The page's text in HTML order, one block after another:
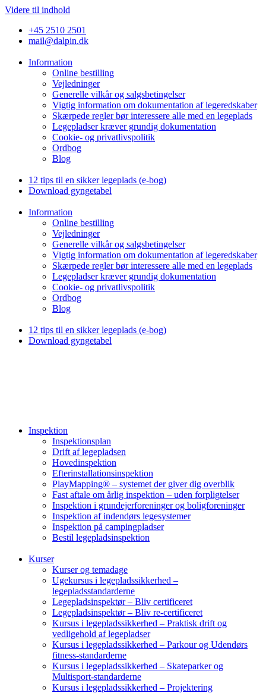
Videre til indhold
+45 2510 2501
mail@dalpin.dk
Information
Online bestilling
Vejledninger
Generelle vilkår og salgsbetingelser
Vigtig information om dokumentation af legeredskaber
Skærpede regler bør interessere alle med en legeplads
Legepladser kræver grundig dokumentation
Cookie- og privatlivspolitik
Ordbog
Blog
12 tips til en sikker legeplads (e-bog)
Download gyngetabel
Information
Online bestilling
Vejledninger
Generelle vilkår og salgsbetingelser
Vigtig information om dokumentation af legeredskaber
Skærpede regler bør interessere alle med en legeplads
Legepladser kræver grundig dokumentation
Cookie- og privatlivspolitik
Ordbog
Blog
12 tips til en sikker legeplads (e-bog)
Download gyngetabel
Inspektion
Inspektionsplan
Drift af legepladsen
Hovedinspektion
Efterinstallationsinspektion
PlayMapping® – systemet der giver dig overblik
Fast aftale om årlig inspektion – uden forpligtelser
Inspektion i grundejerforeninger og boligforeninger
Inspektion af indendørs legesystemer
Inspektion på campingpladser
Bestil legepladsinspektion
Kurser
Kurser og temadage
Ugekursus i legepladssikkerhed –
legepladsstandarderne
Legepladsinspektør – Bliv certificeret
Legepladsinspektør – Bliv re-certificeret
Kursus i legepladssikkerhed – Praktisk drift og
vedligehold af legepladser
Kursus i legepladssikkerhed – Parkour og Udendørs
fitness-standarderne
Kursus i legepladssikkerhed – Skateparker og
Multisport-standarderne
Kursus i legepladssikkerhed – Projektering